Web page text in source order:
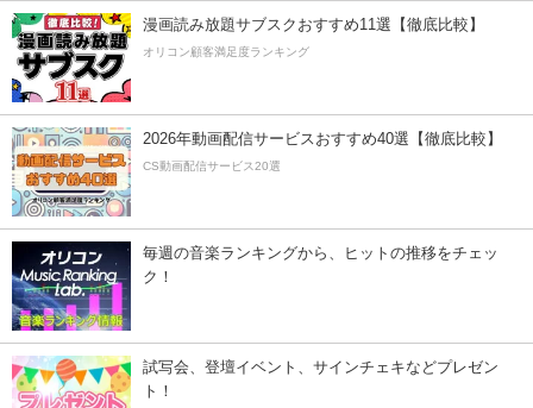
漫画読み放題サブスクおすすめ11選【徹底比較】
オリコン顧客満足度ランキング
2026年動画配信サービスおすすめ40選【徹底比較】
CS動画配信サービス20選
毎週の音楽ランキングから、ヒットの推移をチェッ
ク！
試写会、登壇イベント、サインチェキなどプレゼン
ト！